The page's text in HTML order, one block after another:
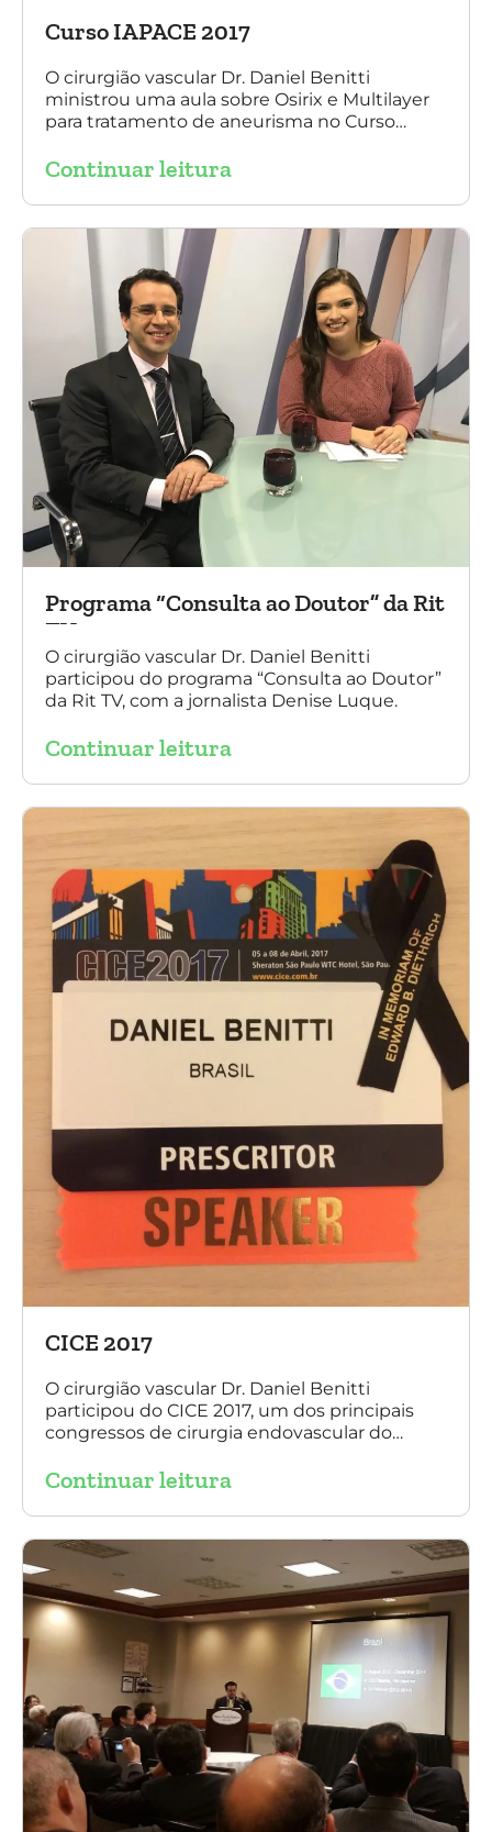
Curso IAPACE 2017
O cirurgião vascular Dr. Daniel Benitti
ministrou uma aula sobre Osirix e Multilayer
para tratamento de aneurisma no Curso
2017). Agradecemos a todos os participantes
Sergio Belczak pelo convite!
Continuar leitura
Programa “Consulta ao Doutor” da Rit
TV
O cirurgião vascular Dr. Daniel Benitti
participou do programa “Consulta ao Doutor”
da Rit TV, com a jornalista Denise Luque.
Continuar leitura
CICE 2017
O cirurgião vascular Dr. Daniel Benitti
participou do CICE 2017, um dos principais
congressos de cirurgia endovascular do
sobre a experiência brasileira no tratamento
multilayer. Mais de 200 pacientes operados
sem nenhum caso de paraplegia!
Continuar leitura